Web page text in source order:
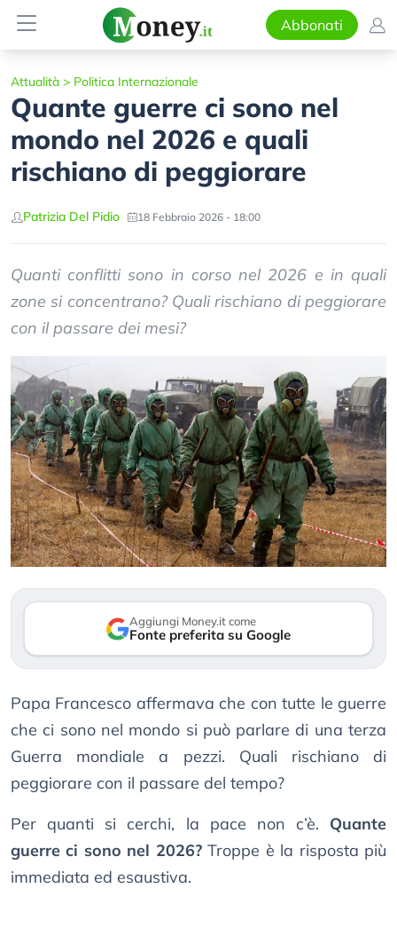
Abbonati
Attualità > Politica Internazionale
Quante guerre ci sono nel
mondo nel 2026 e quali
rischiano di peggiorare
Patrizia Del Pidio 18 Febbraio 2026 - 18:00
Quanti conflitti sono in corso nel 2026 e in quali
zone si concentrano? Quali rischiano di peggiorare
con il passare dei mesi?
Aggiungi Money.it come
Fonte preferita su Google
Papa Francesco affermava che con tutte le guerre
che ci sono nel mondo si può parlare di una terza
Guerra mondiale a pezzi. Quali rischiano di
peggiorare con il passare del tempo?
Per quanti si cerchi, la pace non c’è. Quante
guerre ci sono nel 2026?Troppe è la risposta più
immediata ed esaustiva.